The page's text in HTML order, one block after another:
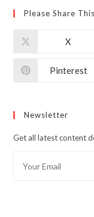
Please Share This
X
Pinterest
Newsletter
Get all latest content